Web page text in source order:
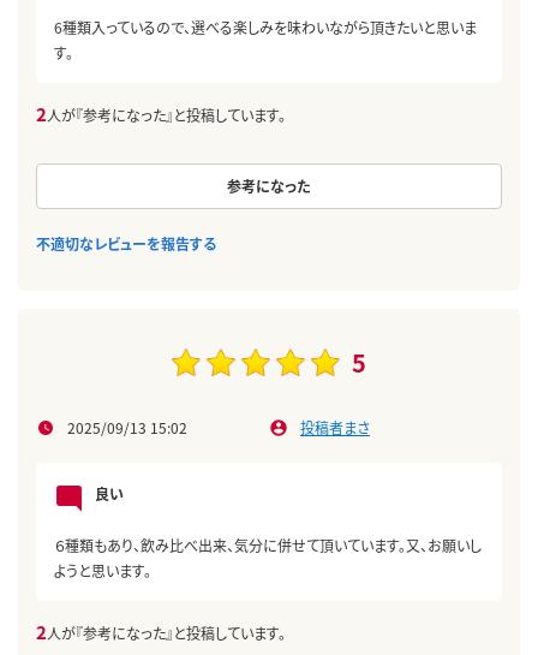
6種類入っているので、選べる楽しみを味わいながら頂きたいと思いま
す。
2人が『参考になった』と投稿しています。
参考になった
不適切なレビューを報告する
5
2025/09/13 15:02 投稿者まさ
良い
６種類もあり、飲み比べ出来、気分に併せて頂いています。又、お願いし
ようと思います。
2人が『参考になった』と投稿しています。